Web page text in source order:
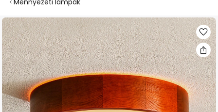
Ugrás
a
képgaléria
végére